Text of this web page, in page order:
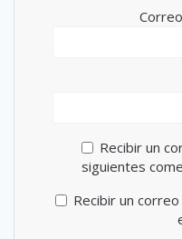
Recibir un
siguientes
Recibir un